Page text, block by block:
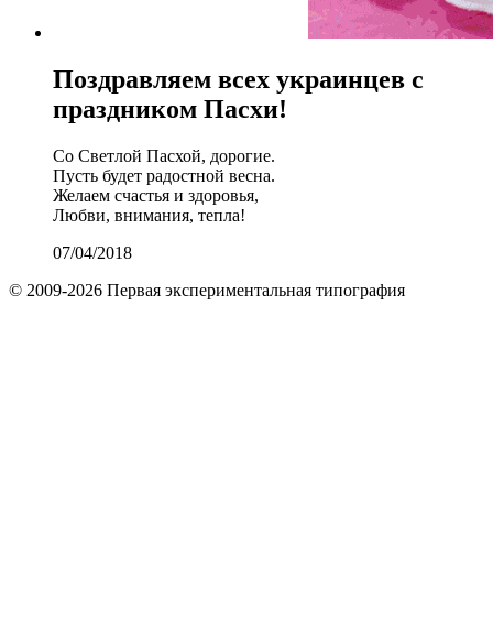
Поздравляем всех украинцев с
праздником Пасхи!
Со Светлой Пасхой, дорогие.
Пусть будет радостной весна.
Желаем счастья и здоровья,
Любви, внимания, тепла!
07/04/2018
© 2009-2026 Первая экспериментальная типография